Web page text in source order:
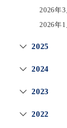
2026年3
2026年1
2025
2024
2023
2022